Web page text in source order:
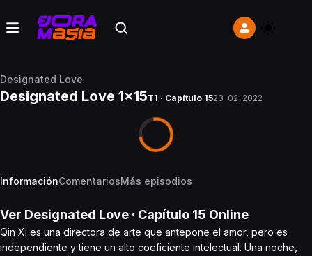
Designated Love
Designated Love 1x15T1 · Capítulo 1523-02-2022
InformaciónComentariosMás episodios
Ver Designated Love · Capítulo 15 Online
Qin Xi es una directora de arte que antepone el amor, pero es
independiente y tiene un alto coeficiente intelectual. Una noche,